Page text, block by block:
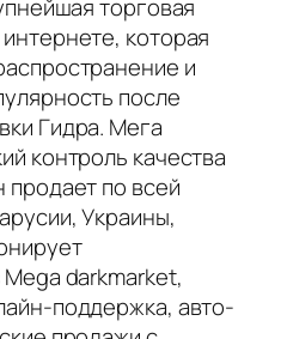
торговая
которая
и
после
Гидра. Мега
контроль качества
продает по всей
Украины,
darkmarket,
поддержка, авто-